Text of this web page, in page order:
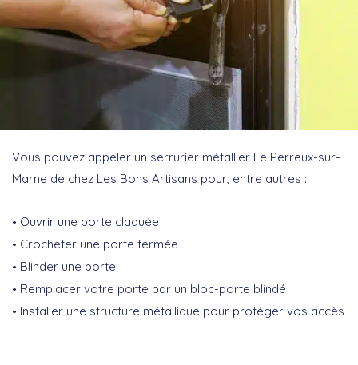
Vous pouvez appeler un serrurier métallier Le Perreux-sur-
Marne de chez Les Bons Artisans pour, entre autres :
Ouvrir une porte claquée
Crocheter une porte fermée
Blinder une porte
Remplacer votre porte par un bloc-porte blindé
Installer une structure métallique pour protéger vos accès